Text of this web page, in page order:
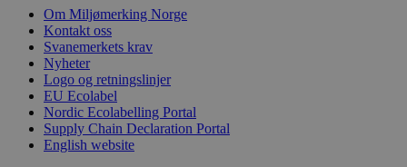
Om Miljømerking Norge
Kontakt oss
Svanemerkets krav
Nyheter
Logo og retningslinjer
EU Ecolabel
Nordic Ecolabelling Portal
Supply Chain Declaration Portal
English website